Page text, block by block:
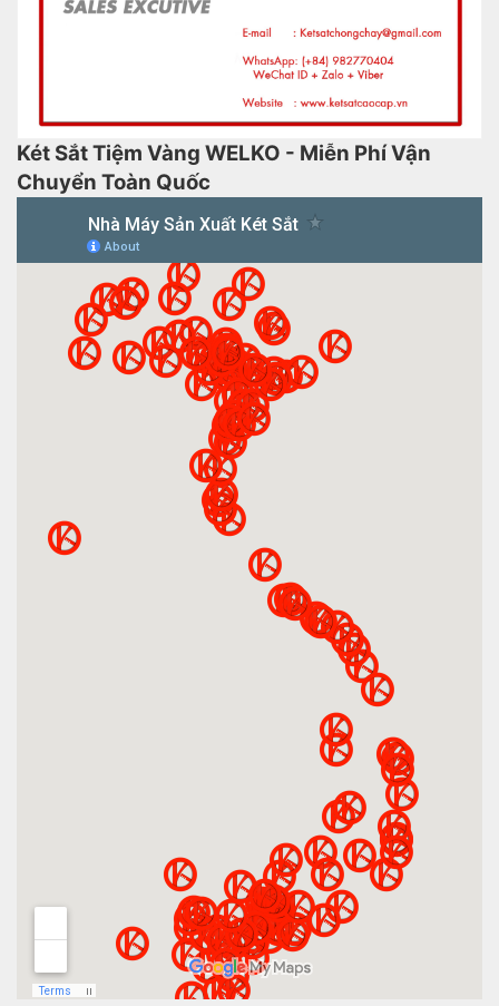
Két Sắt Tiệm Vàng WELKO - Miễn Phí Vận
Chuyển Toàn Quốc